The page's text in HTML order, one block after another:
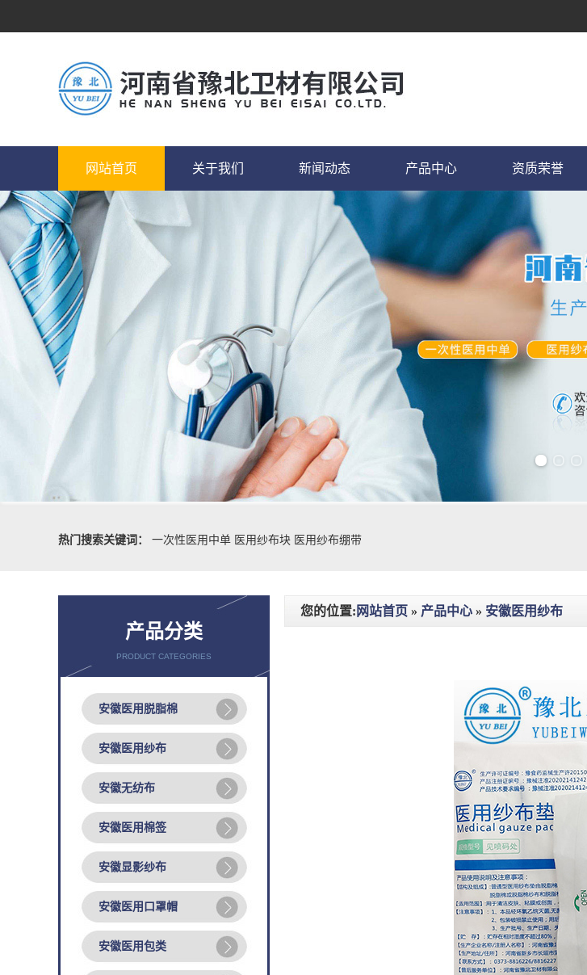
网站首页 关于我们 新闻动态 产品中心 资质荣誉
热门搜索关键词：
一次性医用中单 医用纱布块 医用纱布绷带
产品分类
PRODUCT CATEGORIES
安徽医用脱脂棉
安徽医用纱布
安徽无纺布
安徽医用棉签
安徽显影纱布
安徽医用口罩帽
安徽医用包类
您的位置: 网站首页 » 产品中心 » 安徽医用纱布